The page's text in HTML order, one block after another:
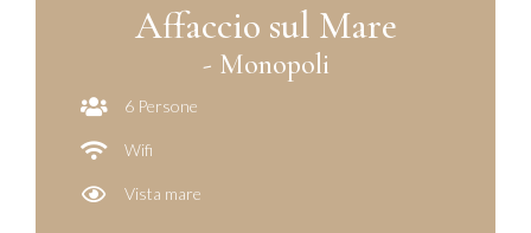
Affaccio sul Mare
- Monopoli
6 Persone
Wifi
Vista mare